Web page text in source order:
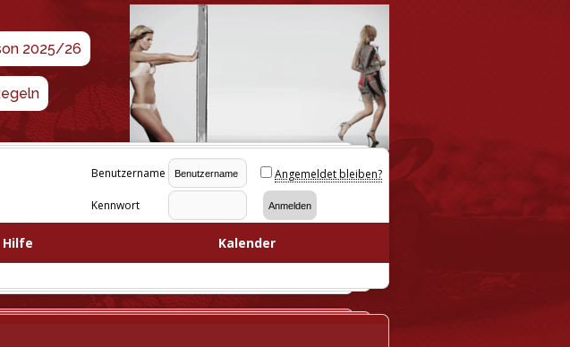
2025/26
Benutzername Angemeldet bleiben?
Kennwort
Hilfe Kalender